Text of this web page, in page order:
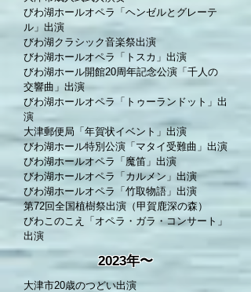
びわ湖ホールオペラ「ヘンゼルとグレーテ
ル」出演
びわ湖クラシック音楽祭出演
びわ湖ホールオペラ「トスカ」出演
びわ湖ホール開館20周年記念公演「千人の
交響曲」出演
びわ湖ホールオペラ「トゥーランドット」出
演
大津郵便局「年賀状イベント」出演
びわ湖ホール特別公演「マタイ受難曲」出演
びわ湖ホールオペラ「魔笛」出演
びわ湖ホールオペラ「カルメン」出演
びわ湖ホールオペラ「竹取物語」出演
第72回全国植樹祭出演（甲賀鹿深の森）
​びわこのこえ「オペラ・ガラ・コンサート」
出演
2023年〜
大津市​20歳のつどい出演